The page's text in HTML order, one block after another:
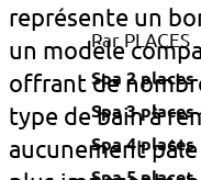
Par PLACES
Spa 2 places
Spa 3 places
Spa 4 places
représente un
un modèle
offrant de
type de bain à
aucunement